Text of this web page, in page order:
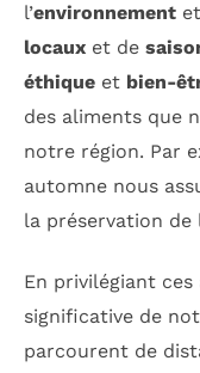
l’environnement
locaux et de
éthique et bien-
des aliments que
notre région. Par
automne nous
la préservation de
En privilégiant
significative de
parcourent de